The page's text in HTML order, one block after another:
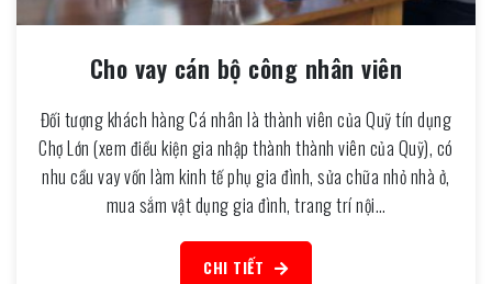
Cho vay cán bộ công nhân viên
Đối tượng khách hàng Cá nhân là thành viên của Quỹ tín dụng
Chợ Lớn (xem điều kiện gia nhập thành thành viên của Quỹ), có
nhu cầu vay vốn làm kinh tế phụ gia đình, sửa chữa nhỏ nhà ở,
mua sắm vật dụng gia đình, trang trí nội…
CHI TIẾT